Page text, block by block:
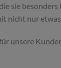
sie
nicht nur
unsere